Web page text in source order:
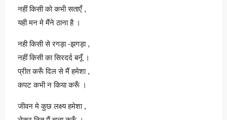
नहीं किसी को कभी सताएँ ,
यही मन मे मैंने ठाना है ।
नही किसी से रगड़ा -झगड़ा ,
नहीं किसी का सिरदर्द बनूँ ।
प्रीत करूँ दिल से मैं हमेशा ,
कपट कभी न किया करूँ ।
जीवन मे कुछ लक्ष्य हमेशा ,